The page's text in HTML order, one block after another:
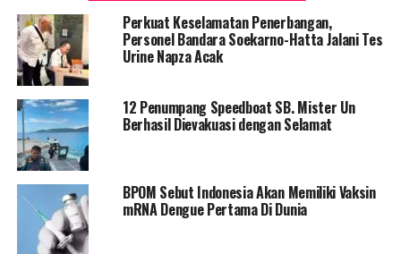
Perkuat Keselamatan Penerbangan,
Personel Bandara Soekarno-Hatta Jalani Tes
Urine Napza Acak
12 Penumpang Speedboat SB. Mister Un
Berhasil Dievakuasi dengan Selamat
BPOM Sebut Indonesia Akan Memiliki Vaksin
mRNA Dengue Pertama Di Dunia